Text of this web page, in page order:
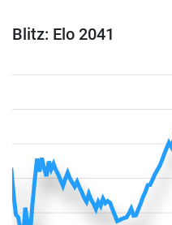
Blitz: Elo 2041